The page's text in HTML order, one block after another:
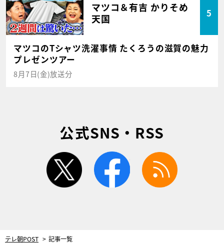
マツコ＆有吉 かりそめ
天国
5
マツコのTシャツ洗濯事情 たくろうの滋賀の魅力
プレゼンツアー
8月7日(金)放送分
公式SNS・RSS
twitter facebook
テレ朝POST 記事一覧